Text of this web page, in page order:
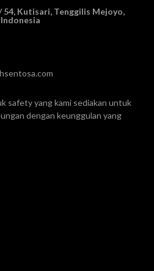
Kutisari, Tenggilis Mejoyo,
safety yang kami sediakan untuk
dengan keunggulan yang